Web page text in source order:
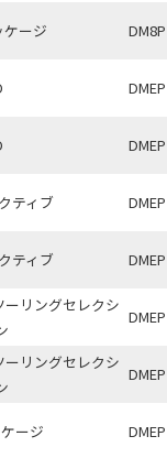
ケージ DM8P
DMEP
DMEP
ティブ DMEP
ティブ DMEP
ーリングセレクシ
DMEP
ーリングセレクシ
DMEP
ージ DMEP